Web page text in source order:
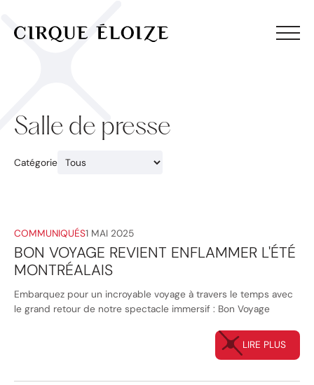
Salle de presse
Catégorie
COMMUNIQUÉS1 MAI 2025
BON VOYAGE REVIENT ENFLAMMER L'ÉTÉ
MONTRÉALAIS
Embarquez pour un incroyable voyage à travers le temps avec
le grand retour de notre spectacle immersif : Bon Voyage
LIRE PLUS